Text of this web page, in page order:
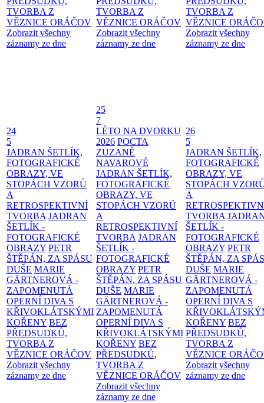
TVORBA Z
VĚZNICE ORÁČOV
Zobrazit všechny
záznamy ze dne
TVORBA Z
VĚZNICE ORÁČOV
Zobrazit všechny
záznamy ze dne
TVORBA Z
VĚZNICE
Zobrazit všechny
záznamy ze dne
24
5
JADRAN ŠETLÍK,
FOTOGRAFICKÉ
OBRAZY, VE
STOPÁCH VZORŮ
A
RETROSPEKTIVNÍ
TVORBA JADRAN
ŠETLÍK -
FOTOGRAFICKÉ
OBRAZY PETR
ŠTĚPÁN, ZA SPÁSU
DUŠE MARIE
GÄRTNEROVÁ -
ZAPOMENUTÁ
OPERNÍ DIVA S
KŘIVOKLÁTSKÝMI
KOŘENY BEZ
PŘEDSUDKŮ,
TVORBA Z
VĚZNICE ORÁČOV
Zobrazit všechny
záznamy ze dne
25
7
LÉTO NA DVORKU
2026 POCTA
ZUZANĚ
NAVAROVÉ
JADRAN ŠETLÍK,
FOTOGRAFICKÉ
OBRAZY, VE
STOPÁCH VZORŮ
A
RETROSPEKTIVNÍ
TVORBA JADRAN
ŠETLÍK -
FOTOGRAFICKÉ
OBRAZY PETR
ŠTĚPÁN, ZA SPÁSU
DUŠE MARIE
GÄRTNEROVÁ -
ZAPOMENUTÁ
OPERNÍ DIVA S
KŘIVOKLÁTSKÝMI
KOŘENY BEZ
PŘEDSUDKŮ,
TVORBA Z
VĚZNICE ORÁČOV
Zobrazit všechny
záznamy ze dne
26
5
JADRAN ŠETLÍK,
FOTOGRAFICKÉ
OBRAZY, VE
STOPÁCH
A
TVORBA
ŠETLÍK -
FOTOGRAFICKÉ
OBRAZY PETR
ŠTĚPÁN, ZA
DUŠE MARIE
GÄRTNEROVÁ -
ZAPOMENUTÁ
OPERNÍ DIVA S
KOŘENY BEZ
PŘEDSUDKŮ,
TVORBA Z
VĚZNICE
Zobrazit všechny
záznamy ze dne